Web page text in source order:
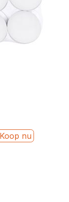
Koop nu